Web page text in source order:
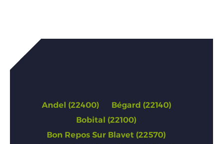
Annonces de Côtes-d’Armor
Andel (22400)
Bégard (22140)
Bobital (22100)
Bon Repos Sur Blavet (22570)